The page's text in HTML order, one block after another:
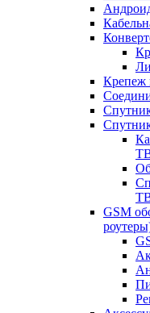
Крепеж
GSM